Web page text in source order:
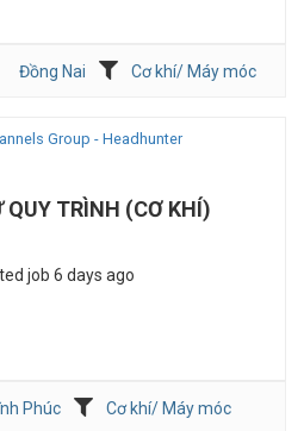
Đồng Nai
Cơ khí/ Máy móc
Group - Headhunter
QUY TRÌNH (CƠ KHÍ)
job 6 days ago
Phúc
Cơ khí/ Máy móc